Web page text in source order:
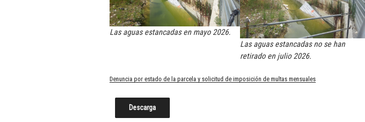
Las aguas estancadas en mayo 2026.
Las aguas estancadas no se han
retirado en julio 2026.
Denuncia por estado de la parcela y solicitud de imposición de multas mensuales
Descarga